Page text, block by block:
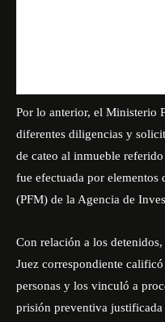
Por lo anterior, el Ministerio
diferentes diligencias y
de cateo al inmueble
fue efectuada por
(PFM) de la Agencia de
Con relación a los
Juez correspondiente
personas y los vinculó a
prisión preventiva justificada